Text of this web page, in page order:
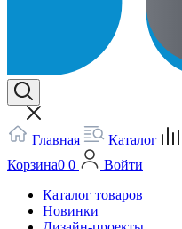
Главная Каталог
Корзина0 0
Войти
Каталог товаров
Новинки